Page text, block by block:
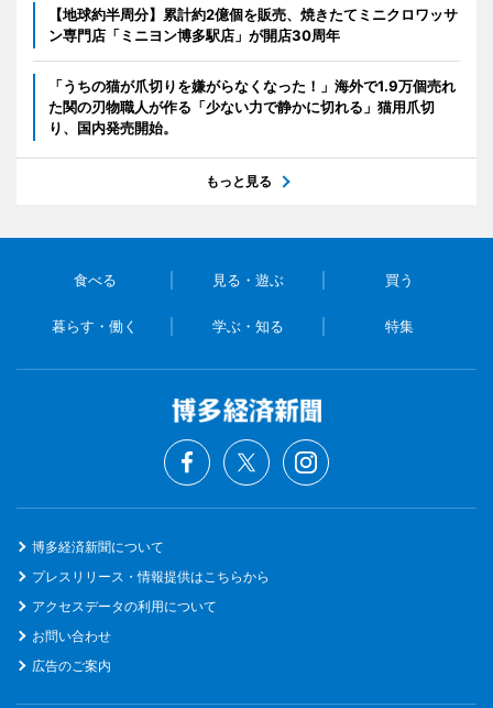
【地球約半周分】累計約2億個を販売、焼きたてミニクロワッサ
ン専門店「ミニヨン博多駅店」が開店30周年
「うちの猫が爪切りを嫌がらなくなった！」海外で1.9万個売れ
た関の刃物職人が作る「少ない力で静かに切れる」猫用爪切
り、国内発売開始。
もっと見る
食べる 見る・遊ぶ 買う
暮らす・働く 学ぶ・知る 特集
博多経済新聞について
プレスリリース・情報提供はこちらから
アクセスデータの利用について
お問い合わせ
広告のご案内